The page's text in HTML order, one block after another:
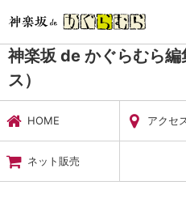
暮らし・娯楽
神楽坂 de
ニュース
神楽坂 de かぐらむら
ス）
HOME アクセ
ネット販売